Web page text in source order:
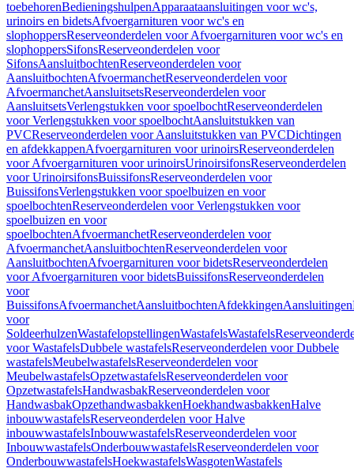
toebehorenBedieningshulpenApparaataansluitingen voor wc's,
urinoirs en bidetsAfvoergarnituren voor wc's en
slophoppersReserveonderdelen voor Afvoergarnituren voor wc's en
slophoppersSifonsReserveonderdelen voor
SifonsAansluitbochtenReserveonderdelen voor
AansluitbochtenAfvoermanchetReserveonderdelen voor
AfvoermanchetAansluitsetsReserveonderdelen voor
AansluitsetsVerlengstukken voor spoelbochtReserveonderdelen
voor Verlengstukken voor spoelbochtAansluitstukken van
PVCReserveonderdelen voor Aansluitstukken van PVCDichtingen
en afdekkappenAfvoergarnituren voor urinoirsReserveonderdelen
voor Afvoergarnituren voor urinoirsUrinoirsifonsReserveonderdelen
voor UrinoirsifonsBuissifonsReserveonderdelen voor
BuissifonsVerlengstukken voor spoelbuizen en voor
spoelbochtenReserveonderdelen voor Verlengstukken voor
spoelbuizen en voor
spoelbochtenAfvoermanchetReserveonderdelen voor
AfvoermanchetAansluitbochtenReserveonderdelen voor
AansluitbochtenAfvoergarnituren voor bidetsReserveonderdelen
voor Afvoergarnituren voor bidetsBuissifonsReserveonderdelen
voor
BuissifonsAfvoermanchetAansluitbochtenAfdekkingenAansluitingen
voor
SoldeerhulzenWastafelopstellingenWastafelsWastafels
voor WastafelsDubbele wastafelsReserveonderdelen voor Dubbele
wastafelsMeubelwastafelsReserveonderdelen voor
MeubelwastafelsOpzetwastafelsReserveonderdelen voor
OpzetwastafelsHandwasbakReserveonderdelen voor
HandwasbakOpzethandwasbakkenHoekhandwasbakkenHalve
inbouwwastafelsReserveonderdelen voor Halve
inbouwwastafelsInbouwwastafelsReserveonderdelen voor
InbouwwastafelsOnderbouwwastafelsReserveonderdelen voor
OnderbouwwastafelsHoekwastafelsWasgotenWastafels